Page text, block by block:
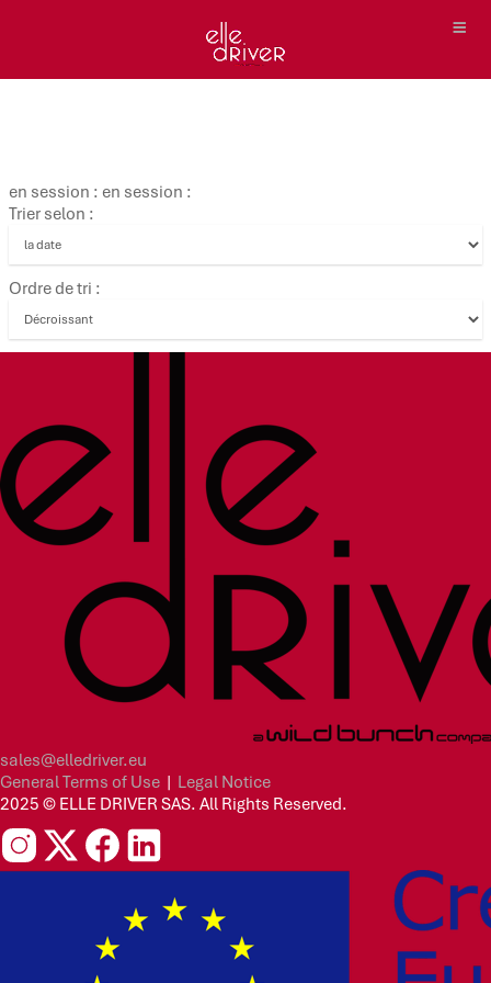
en session : en session :
Trier selon :
Ordre de tri :
sales@elledriver.eu
General Terms of Use | Legal Notice
2025 © ELLE DRIVER SAS. All Rights Reserved.